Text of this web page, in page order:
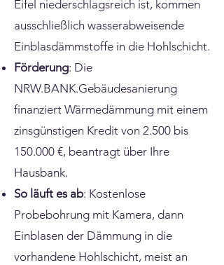
Eifel niederschlagsreich ist, kommen
ausschließlich wasserabweisende
Einblasdämmstoffe in die Hohlschicht.
Förderung: Die
NRW.BANK.Gebäudesanierung
finanziert Wärmedämmung mit einem
zinsgünstigen Kredit von 2.500 bis
150.000 €, beantragt über Ihre
Hausbank.
So läuft es ab: Kostenlose
Probebohrung mit Kamera, dann
Einblasen der Dämmung in die
vorhandene Hohlschicht, meist an